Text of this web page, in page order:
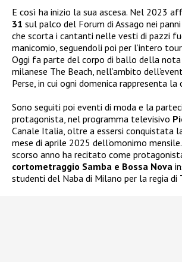
E così ha inizio la sua ascesa. Nel 2023
31 sul palco del Forum di Assago nei
che scorta i cantanti nelle vesti di pazzi
manicomio, seguendoli poi per l’intero
Oggi fa parte del corpo di ballo della
milanese The Beach, nell’ambito
Perse, in cui ogni domenica rappresenta
Sono seguiti poi eventi di moda e la
protagonista, nel programma televisivo
Canale Italia, oltre a essersi conquistata
mese di aprile 2025 dell’omonimo
scorso anno ha recitato come
cortometraggio Samba e Bossa Nova
studenti del Naba di Milano per la regia di